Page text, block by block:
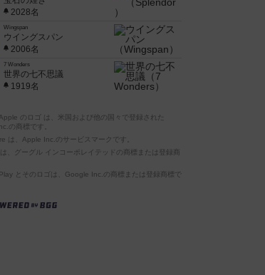
2028名
Wingspan
ウイングスパン
2006名
7 Wonders
世界の七不思議
1919名
のロゴ は、米国および他の国々で登録された
の商標です。
は、Apple Inc.のサービスマークです。
、グーグル インコーポレイテッドの商標または登録商
とそのロゴは、Google Inc.の商標または登録商標で